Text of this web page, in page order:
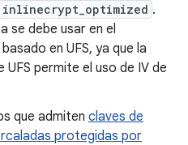
inlinecrypt_optimized .
se debe usar en el
en UFS, ya que la
permite el uso de IV de
que admiten claves de
protegidas por